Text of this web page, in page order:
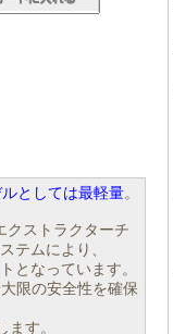
としては最軽量。
クストラクターチ
テムにより、
となっています。
限の安全性を確保
す。